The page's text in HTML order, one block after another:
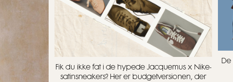
Fik du ikke fat i de hypede Jacquemus x Nike-
satinsneakers? Her er budgetversionen, der